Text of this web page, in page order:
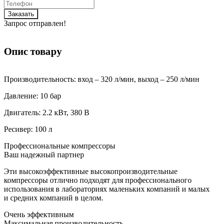
Заказать
Запрос отправлен!
Опис товару
Производительность: вход – 320 л/мин, выход – 250 л/мин
Давление: 10 бар
Двигатель: 2.2 кВт, 380 В
Ресивер: 100 л
Профессиональные компрессоры
Ваш надежный партнер
Эти высокоэффективные высокопроизводительные
компрессоры отлично подходят для профессионального
использования в лабораториях маленьких компаний и малых
и средних компаний в целом.
Очень эффективным